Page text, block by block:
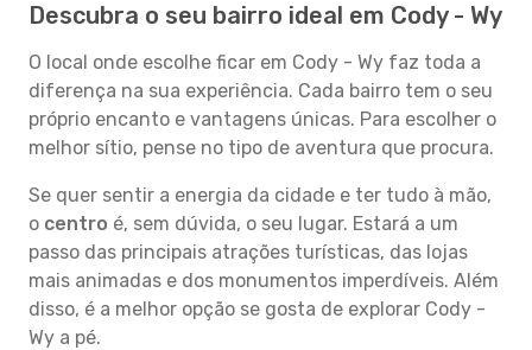
Descubra o seu bairro ideal em Cody - Wy
O local onde escolhe ficar em Cody - Wy faz toda a
diferença na sua experiência. Cada bairro tem o seu
próprio encanto e vantagens únicas. Para escolher o
melhor sítio, pense no tipo de aventura que procura.
Se quer sentir a energia da cidade e ter tudo à mão,
o centro é, sem dúvida, o seu lugar. Estará a um
passo das principais atrações turísticas, das lojas
mais animadas e dos monumentos imperdíveis. Além
disso, é a melhor opção se gosta de explorar Cody -
Wy a pé.